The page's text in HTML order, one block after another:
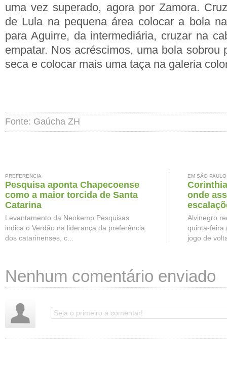
uma vez superado, agora por Zamora.
de Lula na pequena área colocar a bola
para Aguirre, da intermediária, cruzar na
empatar. Nos acréscimos, uma bola sobrou
seca e colocar mais uma taça na galeria
Fonte: Gaúcha ZH
PREFERENCIA
Pesquisa aponta Chapecoense
como a maior torcida de Santa
Catarina
Levantamento da Neokemp Pesquisas
indica o Verdão na liderança da preferência
dos catarinenses, c...
EM SÃO PAULO
onde
Alvinegro
quinta-feira
jogo de
Nenhum comentário enviado